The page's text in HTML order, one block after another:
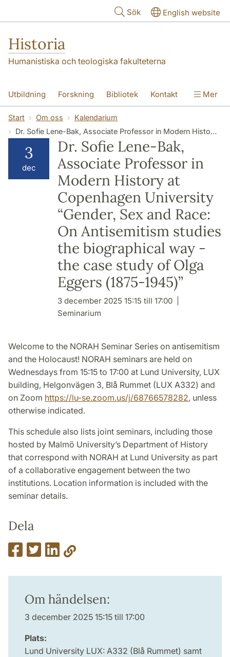
Sök English website
Historia
Humanistiska och teologiska fakulteterna
Utbildning Forskning Bibliotek Kontakt
Om oss
Mer
Start Om oss
Kalendarium
Dr. Sofie Lene-Bak, Associate Professor in Modern History at Copenhagen University “Gender, Sex and Race: On Antisemitism studies the biographical way - the case study of Olga Eggers (1875-1945)”
3
dec
Dr. Sofie Lene-Bak,
Associate Professor in
Modern History at
Copenhagen University
“Gender, Sex and Race:
On Antisemitism studies
the biographical way -
the case study of Olga
Eggers (1875-1945)”
3 december 2025 15:15 till 17:00
Seminarium
Welcome to the NORAH Seminar Series on antisemitism
and the Holocaust! NORAH seminars are held on
Wednesdays from 15:15 to 17:00 at Lund University, LUX
building, Helgonvägen 3, Blå Rummet (LUX A332) and
on Zoom https://lu-se.zoom.us/j/68766578282, unless
otherwise indicated.
This schedule also lists joint seminars, including those
hosted by Malmö University’s Department of History
that correspond with NORAH at Lund University as part
of a collaborative engagement between the two
institutions. Location information is included with the
seminar details.
Dela
Om händelsen:
3 december 2025 15:15 till 17:00
Plats:
Lund University LUX: A332 (Blå Rummet) samt